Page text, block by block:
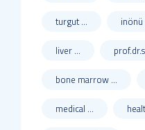
turgut ... inönü
liver ...
bone marrow ...
medical ...